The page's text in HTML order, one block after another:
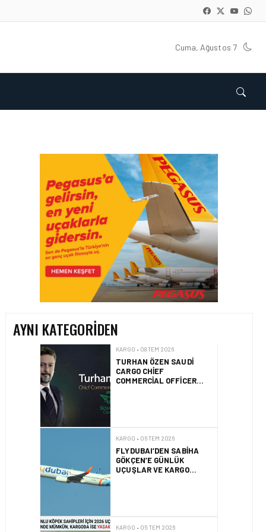
Cuma, Ağustos 7
AYNI KATEGORIDEN
KARGO • 26 TEM 2026
HONG KONG VE ÇIN’DEN
AVRUPA’YA HAVA
KARGODA SERT DÜŞÜŞ
KARGO • 08 TEM 2026
TURHAN ÖZEN SAUDI
CARGO CHIEF
COMMERCIAL OFFICER
OLDU
FLYDUBAI’DEN SABIHA
GÖKÇEN’E GÜNLÜK
UÇUŞLAR VE KARGO
HIZMETI BAŞLADI!
BASIK BURUNLU KÖPEK
SAHIPLERI IÇIN 2026
UÇUŞ REHBERI